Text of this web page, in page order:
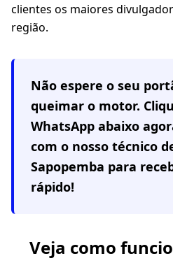
clientes os maiores
região.
Não espere o seu
queimar o motor.
WhatsApp abaixo
com o nosso técnico
Sapopemba para
rápido!
Veja como